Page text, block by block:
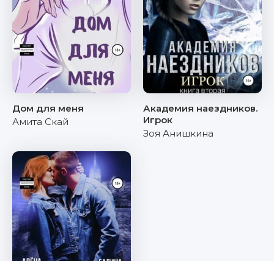
Дом для меня
Амита Скай
Академия наездников.
Игрок
Зоя Анишкина